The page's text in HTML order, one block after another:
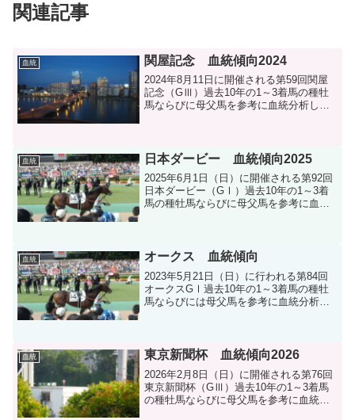
関連記事
血統 関屋記念 血統傾向2024
2024年8月11日に開催される第59回関屋
記念（GⅢ）過去10年の1～3着馬の種牡
馬ならびに母父馬を参考に血統分析しま
血統 日本ダービー 血統傾向2025
2025年6月1日（日）に開催される第92回
日本ダービー（GⅠ）過去10年の1～3着
馬の種牡馬ならびに母父馬を参考に血統
血統 オークス 血統傾向
2023年5月21日（日）に行われる第84回
オークスGⅠ過去10年の1～3着馬の種牡
馬ならびには母父馬を参考に血統分析を
血統 東京新聞杯 血統傾向2026
2026年2月8日（日）に開催される第76回
東京新聞杯（GⅢ）過去10年の1～3着馬
の種牡馬ならびに母父馬を参考に血統分